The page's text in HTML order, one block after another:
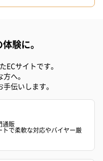
験に。
ECサイトです。
へ。
伝いします。
通販
で柔軟な対応やバイヤー厳